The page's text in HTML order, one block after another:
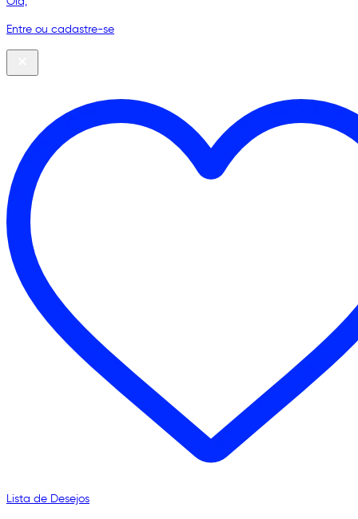
Entre ou cadastre-se
Lista de Desejos